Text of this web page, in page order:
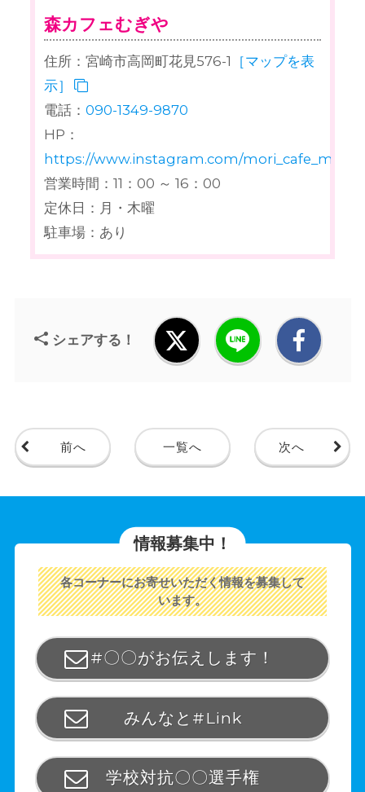
森カフェむぎや
住所：宮崎市高岡町花見576-1
［マップを表
示］
電話：090-1349-9870
HP：
https://www.instagram.com/
営業時間：11：00 ～ 16：00
定休日：月・木曜
駐車場：あり
シェアする！
前へ 一覧へ 次へ
情報募集中！
各コーナーにお寄せいただく情報を募集して
います。
#〇〇がお伝えします！
みんなと#Link
学校対抗〇〇選手権